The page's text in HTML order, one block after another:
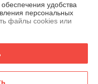
Александр
удобства
персональных
файлы cookies или